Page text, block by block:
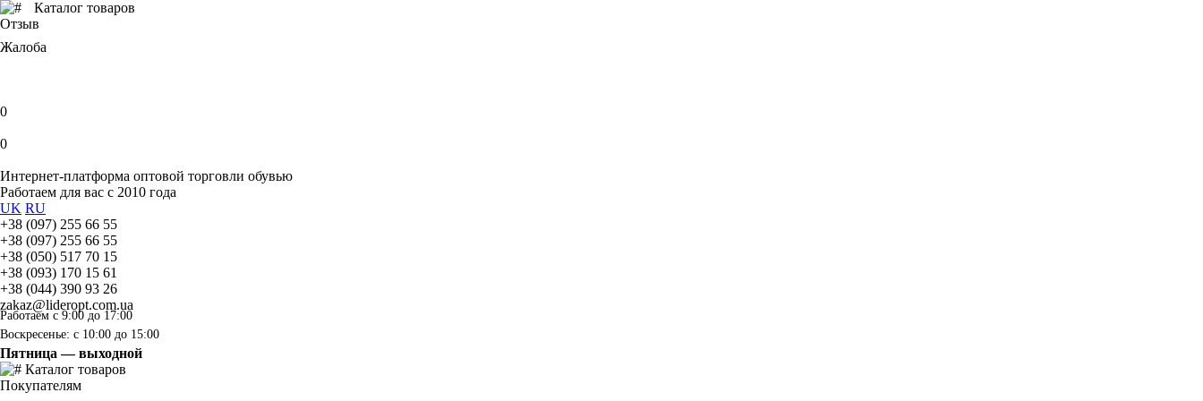
Каталог товаров
Отзыв
Жалоба
0
0
Интернет-платформа оптовой торговли обувью
Работаем для вас с 2010 года
UK RU
+38 (097) 255 66 55
+38 (097) 255 66 55
+38 (050) 517 70 15
+38 (093) 170 15 61
+38 (044) 390 93 26
zakaz@lideropt.com.ua
Работаем с 9:00 до 17:00
Воскресенье: с 10:00 до 15:00
Пятница — выходной
Каталог товаров
Покупателям